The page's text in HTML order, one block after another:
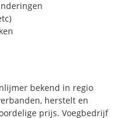
bekend in regio
herstelt en
prijs. Voegbedrijf